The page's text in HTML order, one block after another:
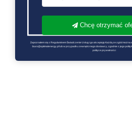
Chcę otrzymać
Zapoznałem się z Regulaminem Świadczenie Usług i go akceptuję Każdą ze zgód
biuro@optimalenergy.pl lub w przypadku zewnętrznego dostawcy, zgodnie z jego
polityce prywatności